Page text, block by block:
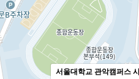
서울대학교 관악캠퍼스